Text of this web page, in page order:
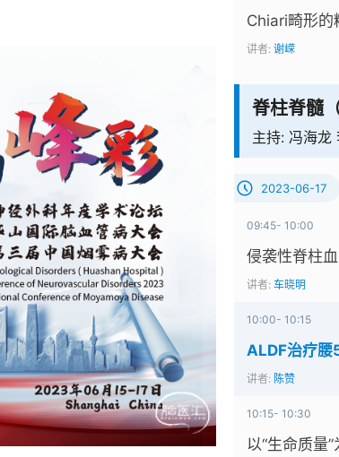
Chiari畸形的
讲者: 谢嵘
脊柱脊髓（
主持: 冯海龙
2023-06-17
09:45- 10:00
侵袭性脊柱
讲者: 车晓明
10:00- 10:15
ALDF治疗腰
讲者: 陈赞
10:15- 10:30
以“生命质量